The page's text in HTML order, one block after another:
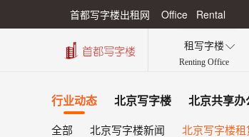
首都写字楼出租网 Office Rental
租写字楼
Renting Office

行业动态 北京写字楼 北京共享办
全部 北京写字楼新闻 北京写字楼租